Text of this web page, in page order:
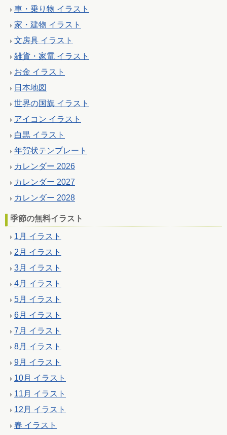
車・乗り物 イラスト
家・建物 イラスト
文房具 イラスト
雑貨・家電 イラスト
お金 イラスト
日本地図
世界の国旗 イラスト
アイコン イラスト
白黒 イラスト
年賀状テンプレート
カレンダー 2026
カレンダー 2027
カレンダー 2028
季節の無料イラスト
1月 イラスト
2月 イラスト
3月 イラスト
4月 イラスト
5月 イラスト
6月 イラスト
7月 イラスト
8月 イラスト
9月 イラスト
10月 イラスト
11月 イラスト
12月 イラスト
春 イラスト